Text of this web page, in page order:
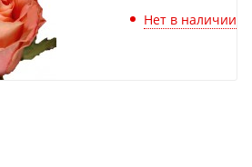
Нет в наличии